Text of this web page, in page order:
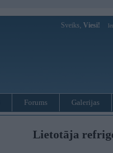
Sveiks, Viesi!
Forums Galerijas
Lietotāja